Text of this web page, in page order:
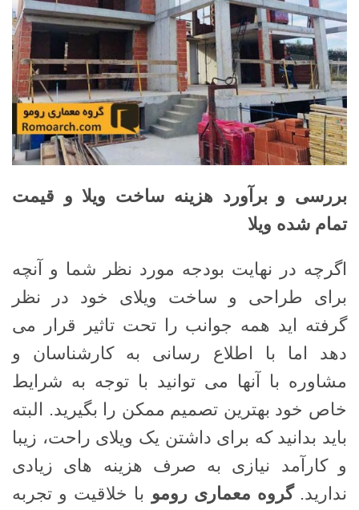
بررسی و برآورد هزینه ساخت ویلا و قیمت
تمام شده ویلا
اگرچه در نهایت بودجه مورد نظر شما و آنچه
برای طراحی و ساخت ویلای خود در نظر
گرفته اید همه جوانب را تحت تاثیر قرار می
دهد اما با اطلاع رسانی به کارشناسان و
مشاوره با آنها می توانید با توجه به شرایط
خاص خود بهترین تصمیم ممکن را بگیرید. البته
باید بدانید که برای داشتن یک ویلای راحت، زیبا
و کارآمد نیازی به صرف هزینه های زیادی
ندارید.گروه معماری رومو با خلاقیت و تجربه